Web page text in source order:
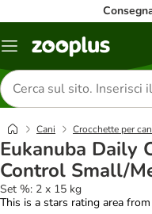
Overview
Cerca
prodotti
Cani Crocchette per
Eukanuba Daily
Control Small/
Set %: 2 x 15 kg
This is a stars rating area